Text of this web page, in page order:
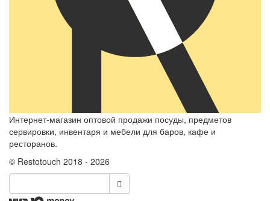
Интернет-магазин оптовой продажи посуды, предметов
сервировки, инвентаря и мебели для баров, кафе и
ресторанов.
© Restotouch 2018 - 2026